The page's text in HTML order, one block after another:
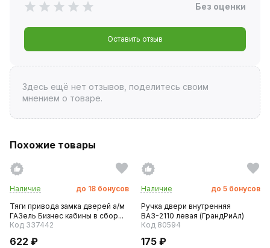
Без оценки
Оставить отзыв
Здесь ещё нет отзывов, поделитесь своим
мнением о товаре.
Похожие товары
Наличие до 18 бонусов
Тяги привода замка дверей а/м
ГАЗель Бизнес кабины в сбор...
Код 337442
622 ₽
Наличие до 5 бонусов
Ручка двери внутренняя
ВАЗ-2110 левая (ГрандРиАл)
Код 80594
175 ₽